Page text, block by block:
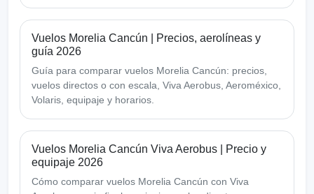
Vuelos Morelia Cancún | Precios, aerolíneas y
guía 2026
Guía para comparar vuelos Morelia Cancún: precios,
vuelos directos o con escala, Viva Aerobus, Aeroméxico,
Volaris, equipaje y horarios.
Vuelos Morelia Cancún Viva Aerobus | Precio y
equipaje 2026
Cómo comparar vuelos Morelia Cancún con Viva